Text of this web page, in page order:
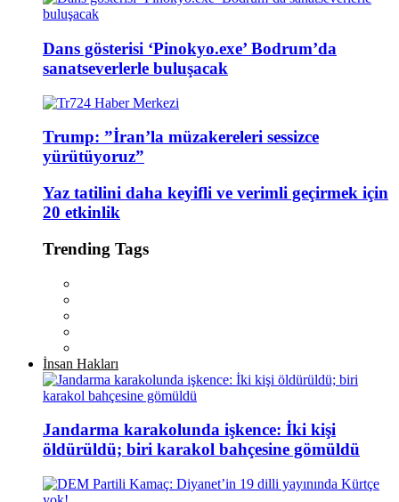
Dans gösterisi ‘Pinokyo.exe’ Bodrum’da
sanatseverlerle buluşacak
Trump: ”İran’la müzakereleri sessizce
yürütüyoruz”
Yaz tatilini daha keyifli ve verimli geçirmek için
20 etkinlik
Trending Tags
İnsan Hakları
Jandarma karakolunda işkence: İki kişi
öldürüldü; biri karakol bahçesine gömüldü